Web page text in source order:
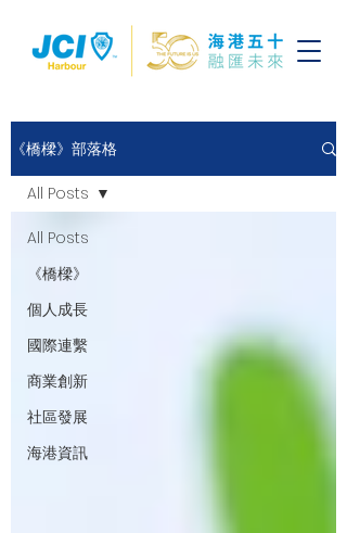
《橋樑》部落格
All Posts
《橋樑》
個人成長
國際連繫
商業創新
社區發展
海港資訊
All Posts